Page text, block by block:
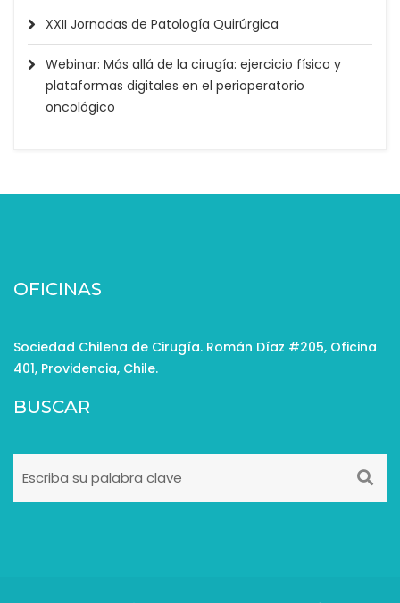
XXII Jornadas de Patología Quirúrgica
Webinar: Más allá de la cirugía: ejercicio físico y
plataformas digitales en el perioperatorio
oncológico
OFICINAS
Sociedad Chilena de Cirugía. Román Díaz #205, Oficina
401, Providencia, Chile.
BUSCAR